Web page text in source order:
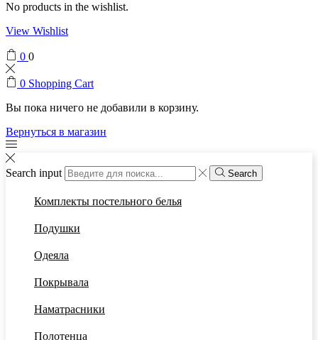
No products in the wishlist.
View Wishlist
0 0
0 Shopping Cart
Вы пока ничего не добавили в корзину.
Вернуться в магазин
Search input Search
Комплекты постельного белья
Подушки
Одеяла
Покрывала
Наматрасники
Полотенца